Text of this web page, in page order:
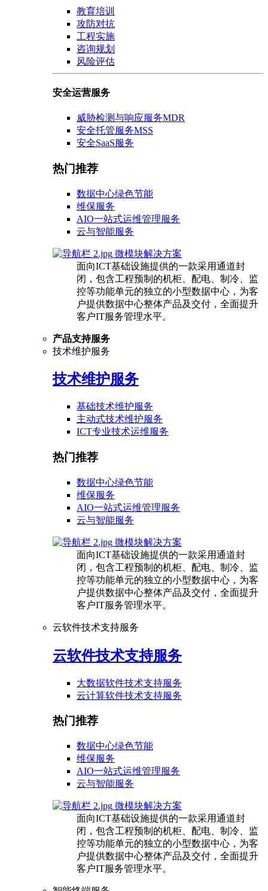
教育培训
攻防对抗
工程实施
咨询规划
风险评估
安全运营服务
威胁检测与响应服务MDR
安全托管服务MSS
安全SaaS服务
热门推荐
数据中心绿色节能
维保服务
AIO一站式运维管理服务
云与智能服务
微模块解决方案
面向ICT基础设施提供的一款采用通道封
闭，包含工程预制的机柜、配电、制冷、监
控等功能单元的独立的小型数据中心，为客
户提供数据中心整体产品及交付，全面提升
客户IT服务管理水平。
产品支持服务
技术维护服务
技术维护服务
基础技术维护服务
主动式技术维护服务
ICT专业技术运维服务
热门推荐
数据中心绿色节能
维保服务
AIO一站式运维管理服务
云与智能服务
微模块解决方案
面向ICT基础设施提供的一款采用通道封
闭，包含工程预制的机柜、配电、制冷、监
控等功能单元的独立的小型数据中心，为客
户提供数据中心整体产品及交付，全面提升
客户IT服务管理水平。
云软件技术支持服务
云软件技术支持服务
大数据软件技术支持服务
云计算软件技术支持服务
热门推荐
数据中心绿色节能
维保服务
AIO一站式运维管理服务
云与智能服务
微模块解决方案
面向ICT基础设施提供的一款采用通道封
闭，包含工程预制的机柜、配电、制冷、监
控等功能单元的独立的小型数据中心，为客
户提供数据中心整体产品及交付，全面提升
客户IT服务管理水平。